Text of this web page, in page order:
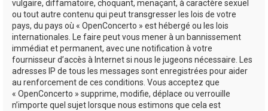
vulgaire, diffamatoire, choquant, menaçant, à caractère sexuel
ou tout autre contenu qui peut transgresser les lois de votre
pays, du pays où « OpenConcerto » est hébergé ou les lois
internationales. Le faire peut vous mener à un bannissement
immédiat et permanent, avec une notification à votre
fournisseur d’accès à Internet si nous le jugeons nécessaire. Les
adresses IP de tous les messages sont enregistrées pour aider
au renforcement de ces conditions. Vous acceptez que
« OpenConcerto » supprime, modifie, déplace ou verrouille
n’importe quel sujet lorsque nous estimons que cela est